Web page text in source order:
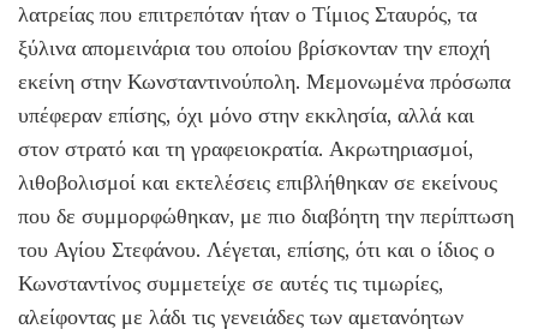
λατρείας που επιτρεπόταν ήταν ο Τίμιος Σταυρός, τα
ξύλινα απομεινάρια του οποίου βρίσκονταν την εποχή
εκείνη στην Κωνσταντινούπολη. Μεμονωμένα πρόσωπα
υπέφεραν επίσης, όχι μόνο στην εκκλησία, αλλά και
στον στρατό και τη γραφειοκρατία. Ακρωτηριασμοί,
λιθοβολισμοί και εκτελέσεις επιβλήθηκαν σε εκείνους
που δε συμμορφώθηκαν, με πιο διαβόητη την περίπτωση
του Αγίου Στεφάνου. Λέγεται, επίσης, ότι και ο ίδιος ο
Κωνσταντίνος συμμετείχε σε αυτές τις τιμωρίες,
αλείφοντας με λάδι τις γενειάδες των αμετανόητων